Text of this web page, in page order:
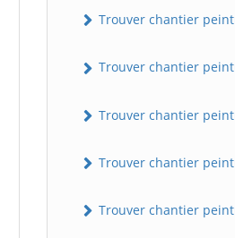
Trouver chantier
Trouver chantier
Trouver chantier
Trouver chantier
Trouver chantier